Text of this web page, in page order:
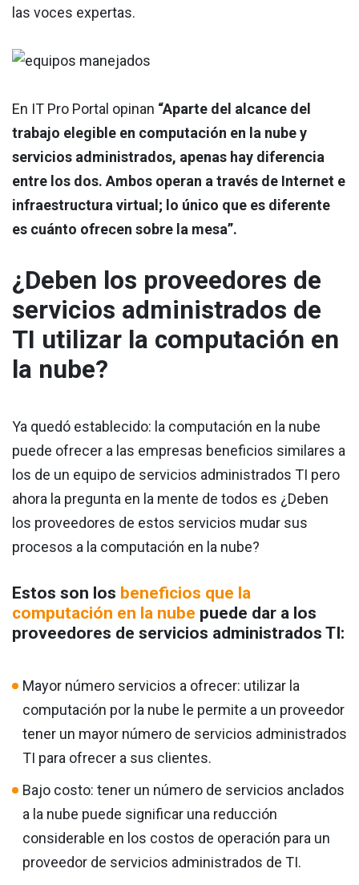
las voces expertas.
En IT Pro Portal opinan “Aparte del alcance del
trabajo elegible en computación en la nube y
servicios administrados, apenas hay diferencia
entre los dos. Ambos operan a través de Internet e
infraestructura virtual; lo único que es diferente
es cuánto ofrecen sobre la mesa”.
¿Deben los proveedores de
servicios administrados de
TI utilizar la computación en
la nube?
Ya quedó establecido: la computación en la nube
puede ofrecer a las empresas beneficios similares a
los de un equipo de servicios administrados TI pero
ahora la pregunta en la mente de todos es ¿Deben
los proveedores de estos servicios mudar sus
procesos a la computación en la nube?
Estos son los beneficios que la
computación en la nube puede dar a los
proveedores de servicios administrados TI:
Mayor número servicios a ofrecer: utilizar la
computación por la nube le permite a un proveedor
tener un mayor número de servicios administrados
TI para ofrecer a sus clientes.
Bajo costo: tener un número de servicios anclados
a la nube puede significar una reducción
considerable en los costos de operación para un
proveedor de servicios administrados de TI.